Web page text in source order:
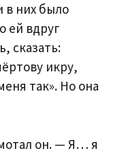
в них было
ей вдруг
сказать:
икру,
так». Но она
он. — Я… я